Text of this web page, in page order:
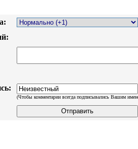
(Чтобы комментарии всегда подписывались Вашим